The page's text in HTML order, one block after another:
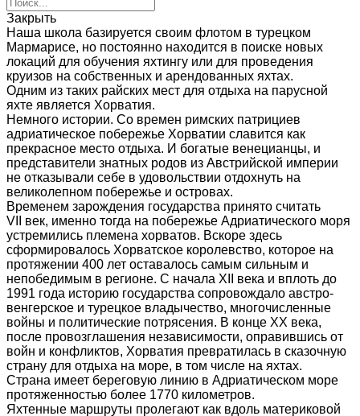
Закрыть
Наша школа базируется своим флотом в турецком
Мармарисе, но постоянно находится в поиске новых
локаций для обучения яхтингу или для проведения
круизов на собственных и арендованных яхтах.
Одним из таких райских мест для отдыха на парусной
яхте является Хорватия.
Немного истории. Со времен римских патрициев
адриатическое побережье Хорватии славится как
прекрасное место отдыха. И богатые венецианцы, и
представители знатных родов из Австрийской империи
не отказывали себе в удовольствии отдохнуть на
великолепном побережье и островах.
Временем зарождения государства принято считать
VII век, именно тогда на побережье Адриатического моря
устремились племена хорватов. Вскоре здесь
сформировалось Хорватское королевство, которое на
протяжении 400 лет оставалось самым сильным и
непобедимым в регионе. С начала XII века и вплоть до
1991 года историю государства сопровождало австро-
венгерское и турецкое владычество, многочисленные
войны и политические потрясения. В конце XX века,
после провозглашения независимости, оправившись от
войн и конфликтов, Хорватия превратилась в сказочную
страну для отдыха на море, в том числе на яхтах.
Страна имеет береговую линию в Адриатическом море
протяженностью более 1770 километров.
Яхтенные маршруты пролегают как вдоль материковой